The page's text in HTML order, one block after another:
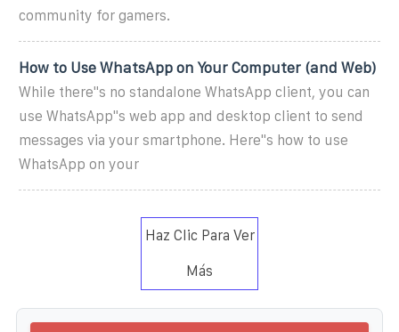
community for gamers.
How to Use WhatsApp on Your Computer (and Web)
While there''s no standalone WhatsApp client, you can
use WhatsApp''s web app and desktop client to send
messages via your smartphone. Here''s how to use
WhatsApp on your
Haz Clic Para Ver
Más